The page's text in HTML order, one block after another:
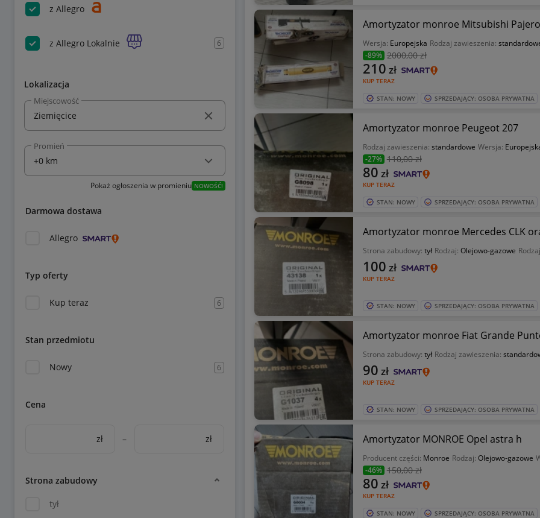
z Allegro
z Allegro Lokalnie 6
Lokalizacja
Miejscowość
Promień
Pokaż ogłoszenia w promieniu NOWOŚĆ!
Darmowa dostawa
Allegro
Typ oferty
Kup teraz 6
Stan przedmiotu
Nowy 6
Cena
zł – zł
Strona zabudowy
tył
Amortyzator monroe Mitsubishi
Wersja: Europejska Rodzaj zawieszenia:
-89% 2000,00 zł
KUP TERAZ
210 zł
STAN: NOWY SPRZEDAJĄCY: OSOBA PRYWATNA
Amortyzator monroe Peugeot 207
Rodzaj zawieszenia: standardowe Wersja:
-27% 110,00 zł
KUP TERAZ
80 zł
STAN: NOWY SPRZEDAJĄCY: OSOBA PRYWATNA
Amortyzator monroe Mercedes CLK
Strona zabudowy: tył Rodzaj: Olejowo-gazowe
KUP TERAZ
100 zł
STAN: NOWY SPRZEDAJĄCY: OSOBA PRYWATNA
Amortyzator monroe Fiat Grande
Strona zabudowy: tył Rodzaj zawieszenia:
KUP TERAZ
90 zł
STAN: NOWY SPRZEDAJĄCY: OSOBA PRYWATNA
Amortyzator MONROE Opel astra h
Producent części: Monroe Rodzaj: Olejowo-gazowe
-46% 150,00 zł
KUP TERAZ
80 zł
STAN: NOWY SPRZEDAJĄCY: OSOBA PRYWATNA